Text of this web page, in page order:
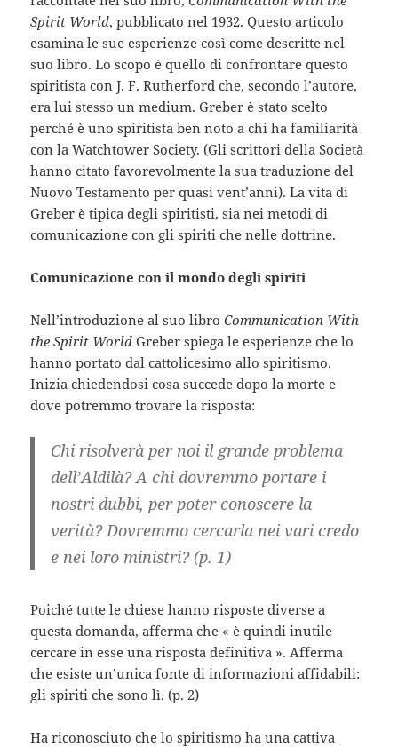
Spirit World, pubblicato nel 1932. Questo articolo
esamina le sue esperienze così come descritte nel
suo libro. Lo scopo è quello di confrontare questo
spiritista con J. F. Rutherford che, secondo l’autore,
era lui stesso un medium. Greber è stato scelto
perché è uno spiritista ben noto a chi ha familiarità
con la Watchtower Society. (Gli scrittori della Società
hanno citato favorevolmente la sua traduzione del
Nuovo Testamento per quasi vent’anni). La vita di
Greber è tipica degli spiritisti, sia nei metodi di
comunicazione con gli spiriti che nelle dottrine.
Comunicazione con il mondo degli spiriti
Nell’introduzione al suo libroCommunication With
the Spirit World Greber spiega le esperienze che lo
hanno portato dal cattolicesimo allo spiritismo.
Inizia chiedendosi cosa succede dopo la morte e
dove potremmo trovare la risposta:
Chi risolverà per noi il grande problema
dell’Aldilà? A chi dovremmo portare i
nostri dubbi, per poter conoscere la
verità? Dovremmo cercarla nei vari credo
e nei loro ministri? (p. 1)
Poiché tutte le chiese hanno risposte diverse a
questa domanda, afferma che « è quindi inutile
cercare in esse una risposta definitiva ». Afferma
che esiste un’unica fonte di informazioni affidabili:
gli spiriti che sono lì. (p. 2)
Ha riconosciuto che lo spiritismo ha una cattiva